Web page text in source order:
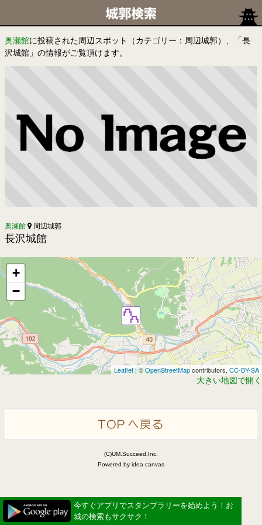
奥瀬館に投稿された周辺スポット（カテゴリー：周辺城郭）、「長
沢城館」の情報がご覧頂けます。
奥瀬館 周辺城郭
長沢城館
+
−
Leaflet| ©OpenStreetMapcontributors, CC-BY-SA
大きい地図で開く
(C)UM.Succeed,Inc.
Powered by idea canvas
今すぐアプリでスタンプラリーを始めよう！お
城の検索もサクサク！